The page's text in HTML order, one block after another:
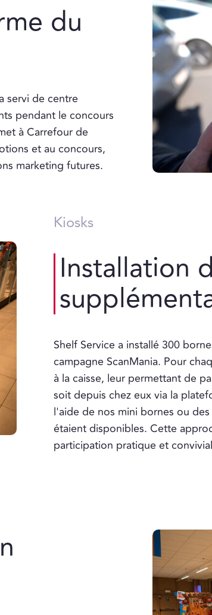
du
servi de centre
pendant le concours
à Carrefour de
et au concours,
marketing futures.
Kiosks
Installation
Shelf Service a installé 300
campagne ScanMania. Pour
à la caisse, leur permettant de
soit depuis chez eux via la
l'aide de nos mini bornes ou
étaient disponibles. Cette
participation pratique et